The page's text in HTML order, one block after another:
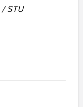
STU